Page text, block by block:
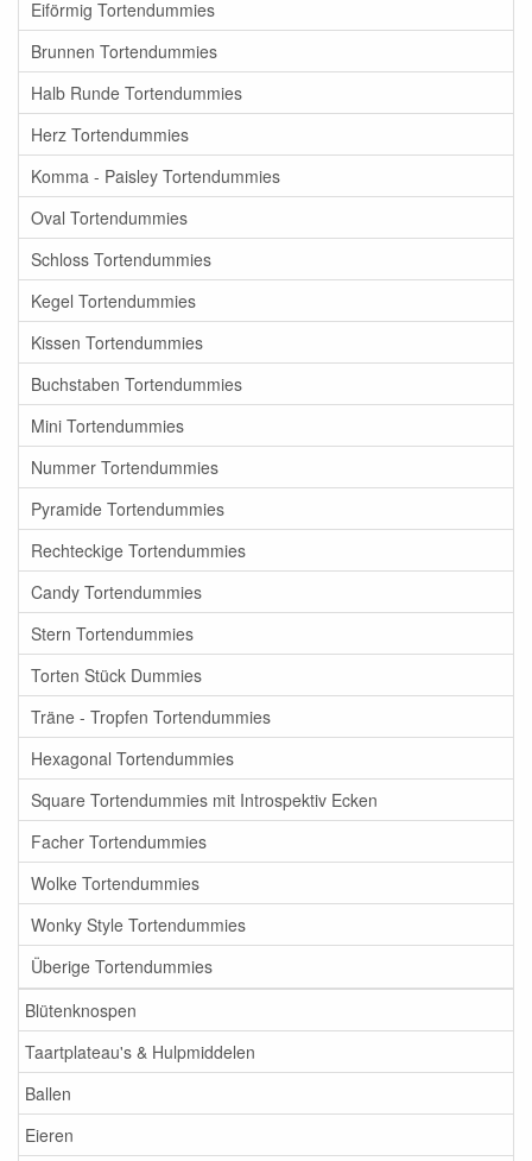
Eiförmig Tortendummies
Brunnen Tortendummies
Halb Runde Tortendummies
Herz Tortendummies
Komma - Paisley Tortendummies
Oval Tortendummies
Schloss Tortendummies
Kegel Tortendummies
Kissen Tortendummies
Buchstaben Tortendummies
Mini Tortendummies
Nummer Tortendummies
Pyramide Tortendummies
Rechteckige Tortendummies
Candy Tortendummies
Stern Tortendummies
Torten Stück Dummies
Träne - Tropfen Tortendummies
Hexagonal Tortendummies
Square Tortendummies mit Introspektiv Ecken
Facher Tortendummies
Wolke Tortendummies
Wonky Style Tortendummies
Überige Tortendummies
Blütenknospen
Taartplateau's & Hulpmiddelen
Ballen
Eieren